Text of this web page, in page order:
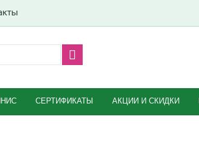
СЕРТИФИКАТЫ АКЦИИ И СКИДКИ